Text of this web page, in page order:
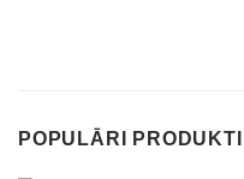
POPULĀRI PRODUKTI